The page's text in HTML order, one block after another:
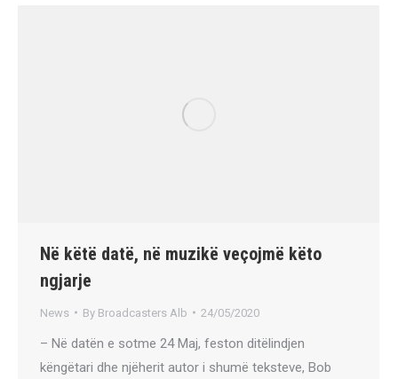
Në këtë datë, në muzikë veçojmë këto
ngjarje
News By Broadcasters Alb 24/05/2020
– Në datën e sotme 24 Maj, feston ditëlindjen
këngëtari dhe njëherit autor i shumë teksteve, Bob